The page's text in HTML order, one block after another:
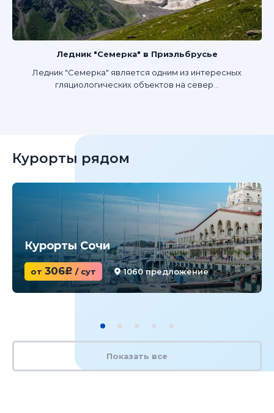
Ледник "Семерка" в Приэльбрусье
Ледник "Семерка" является одним из интересных
гляциологических объектов на север...
Курорты рядом
Курорты Сочи
от 306c / сут 1060 предложение
Показать все